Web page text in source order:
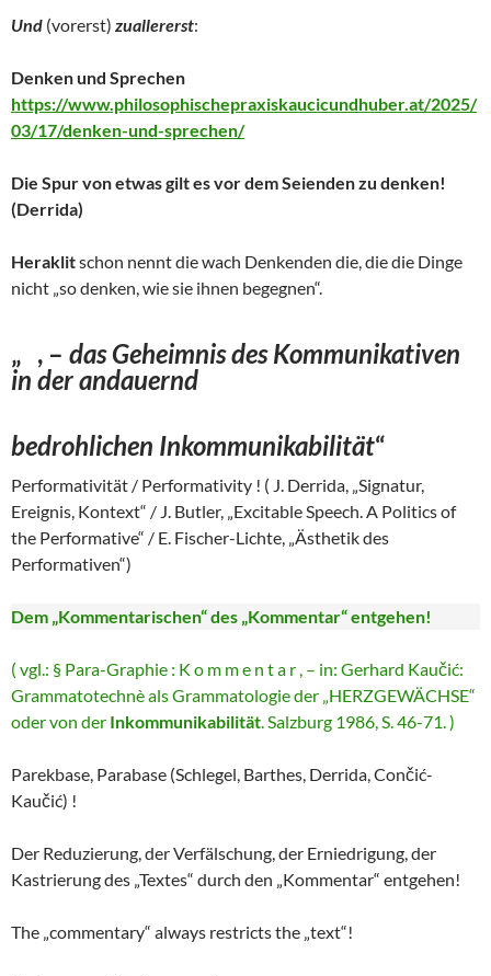
Und (vorerst) zuallererst:
Denken und Sprechen
https://www.philosophischepraxiskaucicundhuber.at/2025/
03/17/denken-und-sprechen/
Die Spur von etwas gilt es vor dem Seienden zu denken!
(Derrida)
Heraklitschon nennt die wach Denkenden die, die die Dinge
nicht „so denken, wie sie ihnen begegnen“.
„ , – das Geheimnis des Kommunikativen
in der andauernd
bedrohlichen Inkommunikabilität“
Performativität / Performativity ! ( J. Derrida, „Signatur,
Ereignis, Kontext“ / J. Butler, „Excitable Speech. A Politics of
the Performative“ / E. Fischer-Lichte, „Ästhetik des
Performativen“)
Dem „Kommentarischen“ des „Kommentar“ entgehen!
( vgl.: § Para-Graphie : K o m m e n t a r , – in: Gerhard Kaučić:
Grammatotechnè als Grammatologie der „HERZGEWÄCHSE“
oder von der Inkommunikabilität. Salzburg 1986, S. 46-71. )
Parekbase, Parabase (Schlegel, Barthes, Derrida, Cončić-
Kaučić) !
Der Reduzierung, der Verfälschung, der Erniedrigung, der
Kastrierung des „Textes“ durch den „Kommentar“ entgehen!
The „commentary“ always restricts the „text“!